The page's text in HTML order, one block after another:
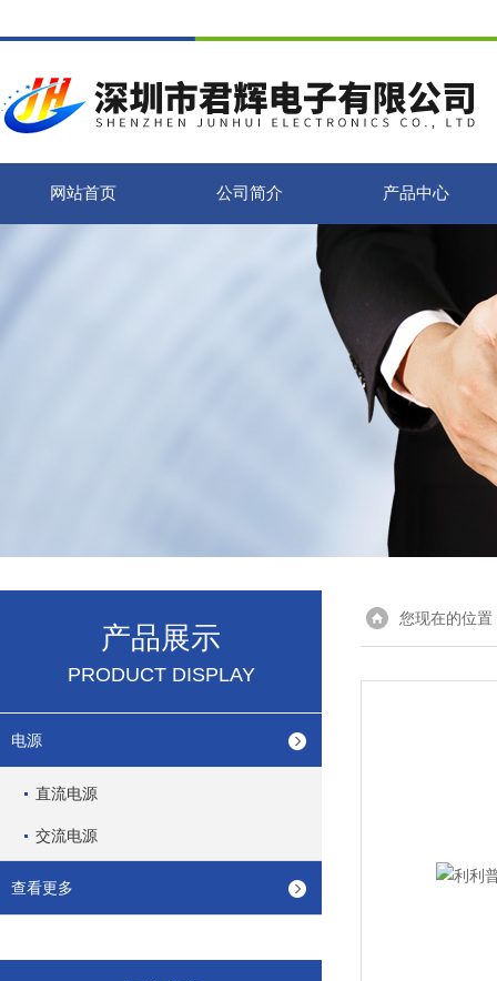
网站首页 公司简介 产品中心
产品展示
PRODUCT DISPLAY
电源
直流电源
交流电源
查看更多
您现在的位置